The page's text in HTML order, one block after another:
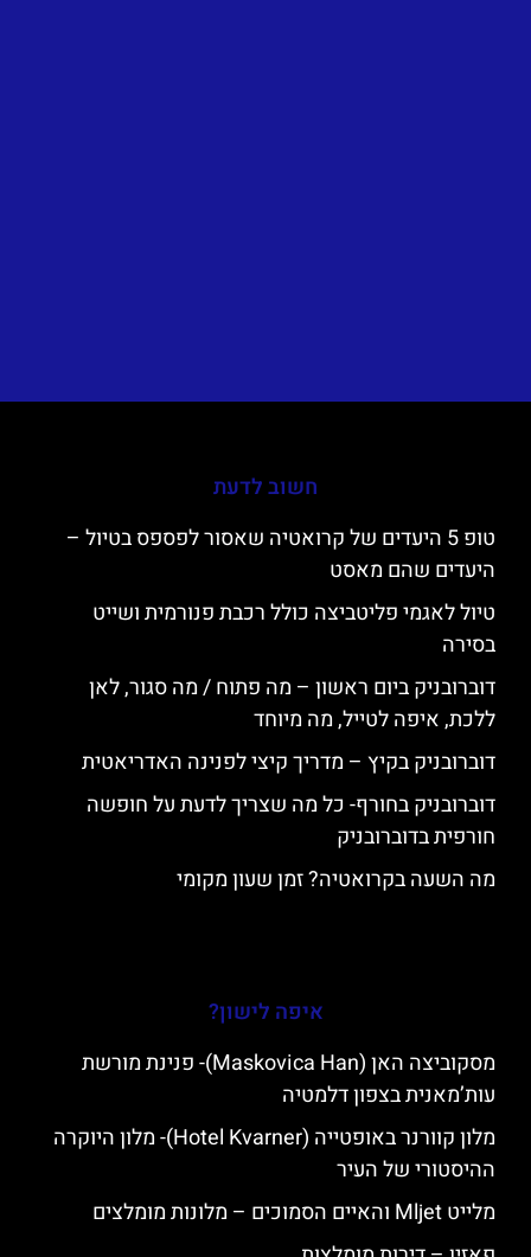
חשוב לדעת
טופ 5 היעדים של קרואטיה שאסור לפספס בטיול –
היעדים שהם מאסט
טיול לאגמי פליטביצה כולל רכבת פנורמית ושייט
בסירה
דוברובניק ביום ראשון – מה פתוח / מה סגור, לאן
ללכת, איפה לטייל, מה מיוחד
דוברובניק בקיץ – מדריך קיצי לפנינה האדריאטית
דוברובניק בחורף- כל מה שצריך לדעת על חופשה
חורפית בדוברובניק
מה השעה בקרואטיה? זמן שעון מקומי
איפה לישון?
מסקוביצה האן (Maskovica Han)- פנינת מורשת
עות’מאנית בצפון דלמטיה
מלון קוורנר באופטייה (Hotel Kvarner)- מלון היוקרה
ההיסטורי של העיר
מלייט Mljet והאיים הסמוכים – מלונות מומלצים